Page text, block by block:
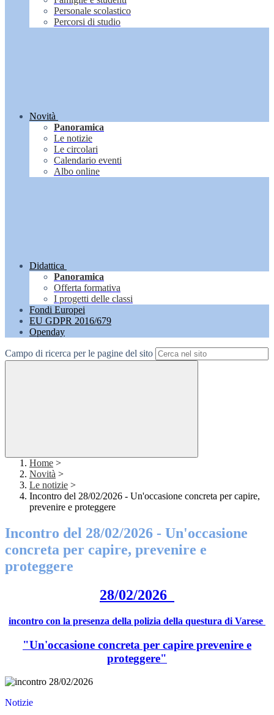
Personale scolastico
Percorsi di studio
Novità
Panoramica
Le notizie
Le circolari
Calendario eventi
Albo online
Didattica
Panoramica
Offerta formativa
I progetti delle classi
Fondi Europei
EU GDPR 2016/679
Openday
Campo di ricerca per le pagine del sito
Home >
Novità >
Le notizie >
Incontro del 28/02/2026 - Un'occasione concreta per capire,
prevenire e proteggere
Incontro del 28/02/2026 - Un'occasione
concreta per capire, prevenire e
proteggere
28/02/2026
incontro con la presenza della polizia della questura di Varese
"Un'occasione concreta per capire prevenire e
proteggere"
Notizie